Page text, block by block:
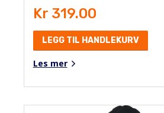
Kr 319.00
LEGG TIL HANDLEKURV
Les mer